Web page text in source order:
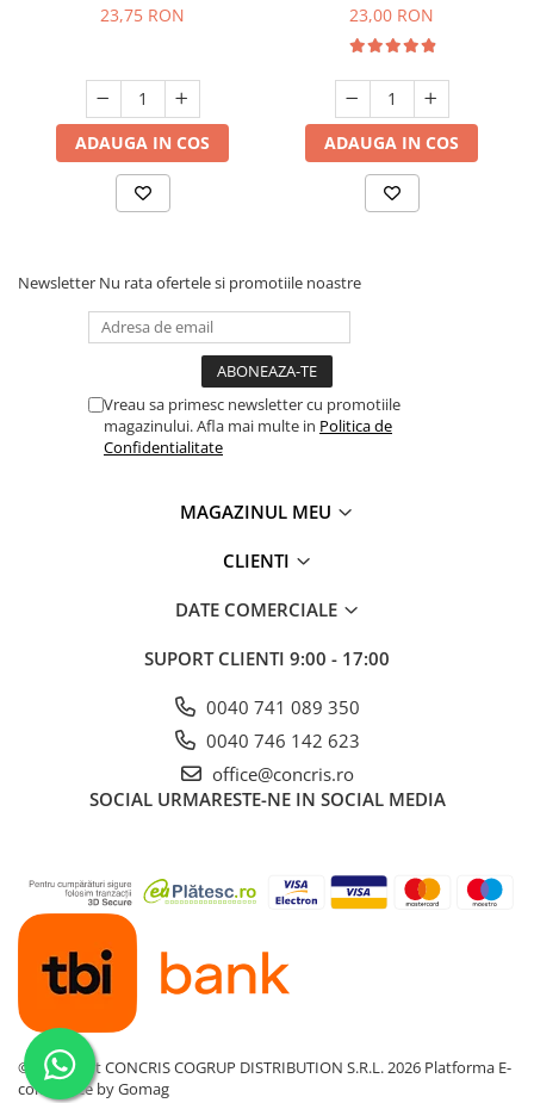
23,75 RON
ADAUGA IN COS
23,00 RON
ADAUGA IN COS
Newsletter Nu rata ofertele si promotiile noastre
Vreau sa primesc newsletter cu promotiile
magazinului. Afla mai multe in Politica de
Confidentialitate
MAGAZINUL MEU
CLIENTI
DATE COMERCIALE
SUPORT CLIENTI 9:00 - 17:00
0040 741 089 350
0040 746 142 623
office@concris.ro
SOCIAL URMARESTE-NE IN SOCIAL MEDIA
©Copyright CONCRIS COGRUP DISTRIBUTION S.R.L. 2026 Platforma E-
commerce by Gomag